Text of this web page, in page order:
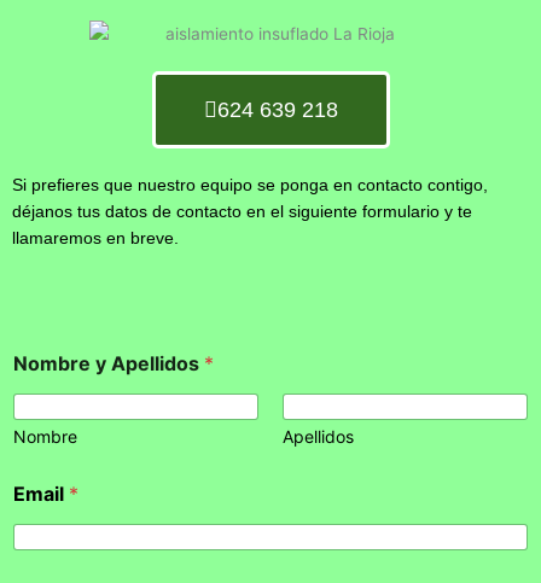
624 639 218
Si prefieres que nuestro equipo se ponga en contacto contigo,
déjanos tus datos de contacto en el siguiente formulario y te
llamaremos en breve.
Nombre y Apellidos *
Nombre Apellidos
Email *